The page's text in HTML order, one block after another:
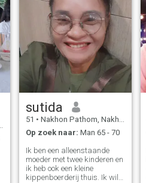
sutida
51 • Nakhon Pathom, Nakhon Pathom, Thailand
Op zoek naar: Man 65 - 70
Ik ben een alleenstaande
moeder met twee kinderen en
ik heb ook een kleine
kippenboerderij thuis. Ik wil